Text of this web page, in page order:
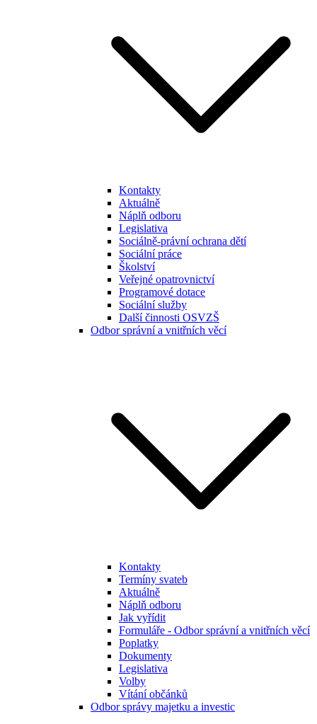
Kontakty
Aktuálně
Náplň odboru
Legislativa
Sociálně-právní ochrana dětí
Sociální práce
Školství
Veřejné opatrovnictví
Programové dotace
Sociální služby
Další činnosti OSVZŠ
Odbor správní a vnitřních věcí
Kontakty
Termíny svateb
Aktuálně
Náplň odboru
Jak vyřídit
Formuláře - Odbor správní a vnitřních věcí
Poplatky
Dokumenty
Legislativa
Volby
Vítání občánků
Odbor správy majetku a investic